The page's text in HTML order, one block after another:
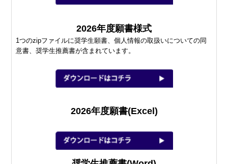
2026年度願書様式
1つのzipファイルに奨学生願書、個人情報の取扱いについての同
意書、奨学生推薦書が含まれています。
2026年度願書(Excel)